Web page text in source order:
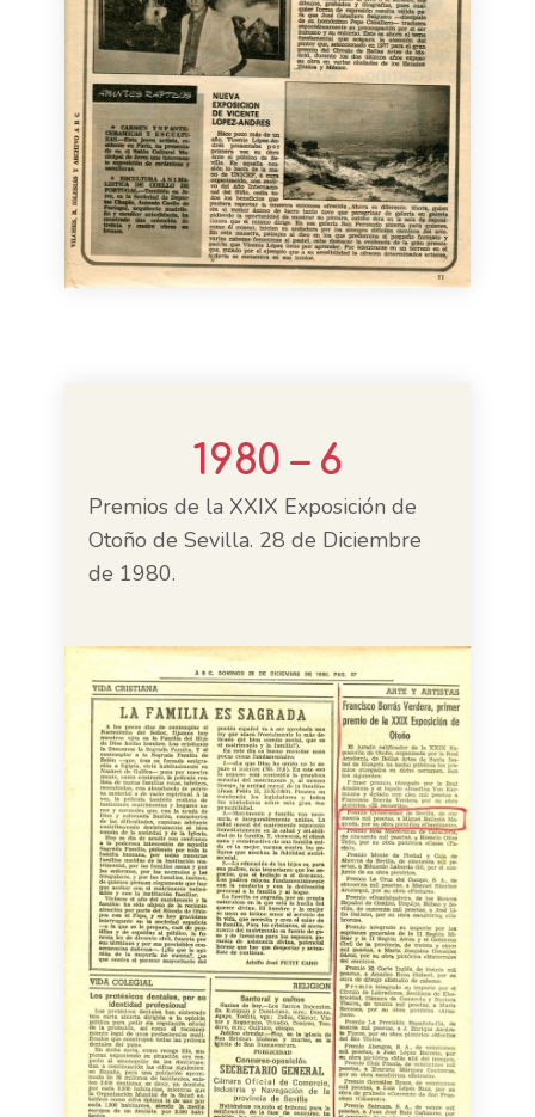
1980 – 6
Premios de la XXIX Exposición de
Otoño de Sevilla. 28 de Diciembre
de 1980.